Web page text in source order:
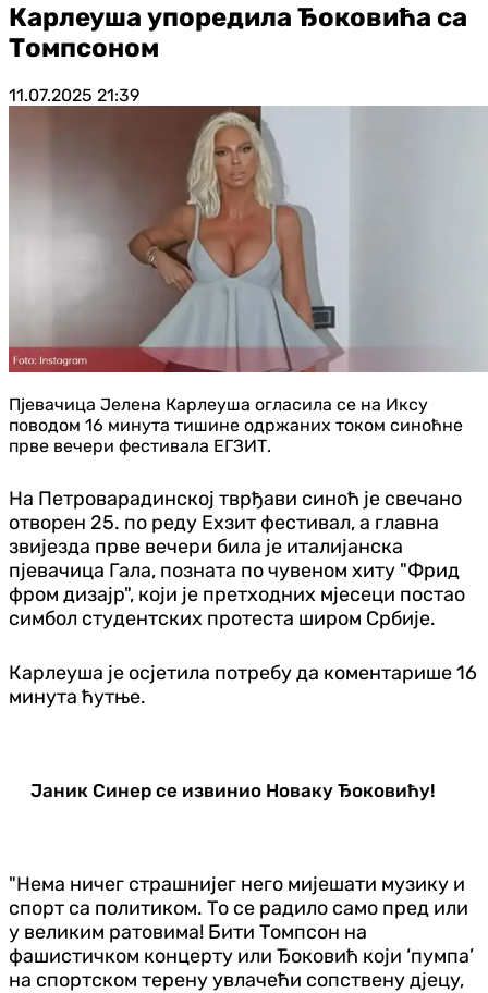
Карлеуша упоредила Ђоковића са
Томпсоном
11.07.2025 21:39
Пјевачица Јелена Карлеуша огласила се на Иксу
поводом 16 минута тишине одржаних током синоћне
прве вечери фестивала ЕГЗИТ.
На Петроварадинској тврђави синоћ је свечано
отворен 25. по реду Ехзит фестивал, а главна
звијезда прве вечери била је италијанска
пјевачица Гала, позната по чувеном хиту "Фрид
фром дизајр", који је претходних мјесеци постао
симбол студентских протеста широм Србије.
Карлеуша је осјетила потребу да коментарише 16
минута ћутње.
Јаник Синер се извинио Новаку Ђоковићу!
"Нема ничег страшнијег него мијешати музику и
спорт са политиком. То се радило само пред или
у великим ратовима! Бити Томпсон на
фашистичком концерту или Ђоковић који ‘пумпа’
на спортском терену увлачећи сопствену дјецу,